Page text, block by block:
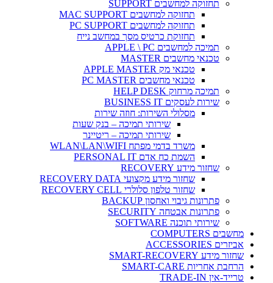
תחזוקה למחשבים SUPPORT
תחזוקה למחשבים MAC SUPPORT
תחזוקה למחשבים PC SUPPORT
תחזוקת כרטיס מסך במחשב נייח
תמיכה למחשבים APPLE \ PC
טכנאי מחשבים MASTER
טכנאי מק APPLE MASTER
טכנאי מחשבים PC MASTER
תמיכה מרחוק HELP DESK
שירות לעסקים BUSINESS IT
מסלולי השירות: חוזה שירות
שירותי תמיכה – בנק שעות
שירותי תמיכה – ריטיינר
משרד בדמי מפתח WLAN\LAN\WIFI
השמת כח אדם PERSONAL IT
שחזור מידע RECOVERY
שחזור מידע מקצועי RECOVERY DATA
שחזור טלפון סלולרי RECOVERY CELL
פתרונות גיבוי ואחסון BACKUP
פתרונות אבטחה SECURITY
שירותי תוכנה SOFTWARE
מחשבים COMPUTERS
אביזרים ACCESSORIES
שחזור מידע SMART-RECOVERY
הרחבת אחריות SMART-CARE
טרייד-אין TRADE-IN